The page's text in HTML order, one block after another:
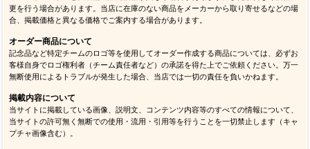
更を行う場合があります。当店に在庫のない商品をメーカーから取り寄せるなどの場
合、掲載価格と異なる価格でご案内する場合があります。
オーダー商品について
記念品など特定チームのロゴ等を使用してオーダー作成する商品については、必ずお
客様自身でロゴ権利者（チーム責任者など）の承諾を得た上でご依頼ください。万一
無断使用によるトラブルが発生した場合、当店では一切の責任を負いかねます。
掲載内容について
当サイトに掲載している画像、説明文、コンテンツ内容等のすべての情報について、
当サイトの許可無く無断での使用・流用・引用等を行うことを一切禁止します（キャ
プチャ画像含む）。